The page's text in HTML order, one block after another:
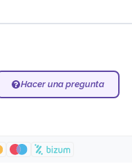
Hacer una pregunta